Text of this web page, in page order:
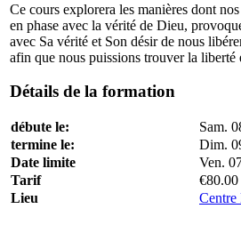
Ce cours explorera les manières dont
en phase avec la vérité de Dieu,
avec Sa vérité et Son désir de nous
afin que nous puissions trouver la
Détails de la formation
débute le:
Sam.
termine le:
Dim.
Date limite
Ven.
Tarif
€80.00
Lieu
Centre